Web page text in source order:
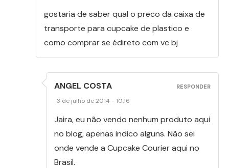
gostaria de saber qual o preco da caixa de
transporte para cupcake de plastico e
como comprar se édireto com vc bj
ANGEL COSTA
3 de julho de 2014 - 10:16
Jaira, eu não vendo nenhum produto aqui
no blog, apenas indico alguns. Não sei
onde vende a Cupcake Courier aqui no
Brasil.
RESPONDER